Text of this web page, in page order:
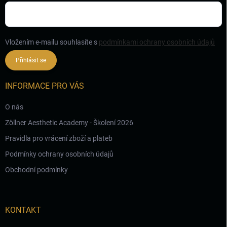
Vložením e-mailu souhlasíte s podmínkami ochrany osobních údajů
Přihlásit se
INFORMACE PRO VÁS
O nás
Zöllner Aesthetic Academy - Školení 2026
Pravidla pro vrácení zboží a plateb
Podmínky ochrany osobních údajů
Obchodní podmínky
KONTAKT